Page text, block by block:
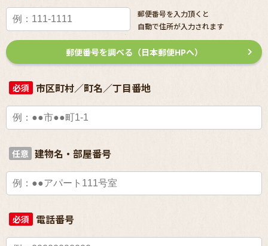
郵便番号を入力頂くと
自動で住所が入力されます
郵便番号を調べる（日本郵便HPへ）
必須 市区町村／町名／丁目番地
任意 建物名・部屋番号
必須 電話番号